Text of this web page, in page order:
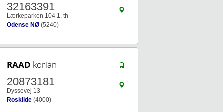
32163391
Lærkeparken 104 1, th
Odense NØ (5240)
RAAD korian
20873181
Dyssevej 13
Roskilde (4000)